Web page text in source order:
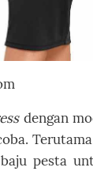
dengan
pesta